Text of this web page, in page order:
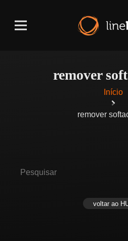
remover
Início
remover
voltar ao